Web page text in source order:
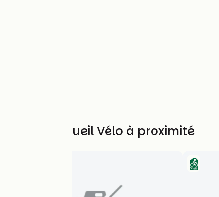
Autres Accueil Vélo à proximité